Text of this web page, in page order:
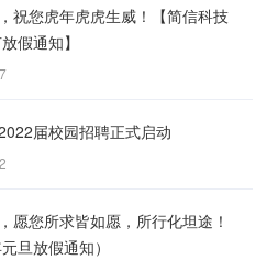
祝您虎年虎虎生威！【简信科技
假通知】
届校园招聘正式启动
愿您所求皆如愿，所行化坦途！
旦放假通知）